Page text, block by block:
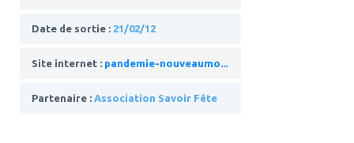
Date de sortie : 21/02/12
Site internet : pandemie-nouveaumo...
Partenaire : Association Savoir Fête